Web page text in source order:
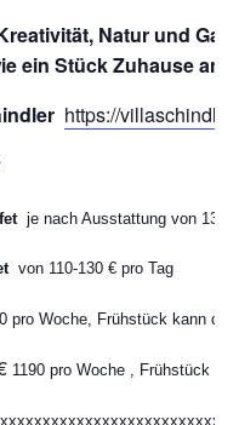
Natur und
ein Stück Zuhause
https://
je nach Ausstattung von 130-
von 110-130 € pro Tag
pro Woche, Frühstück kann
1190 pro Woche , Frühstück